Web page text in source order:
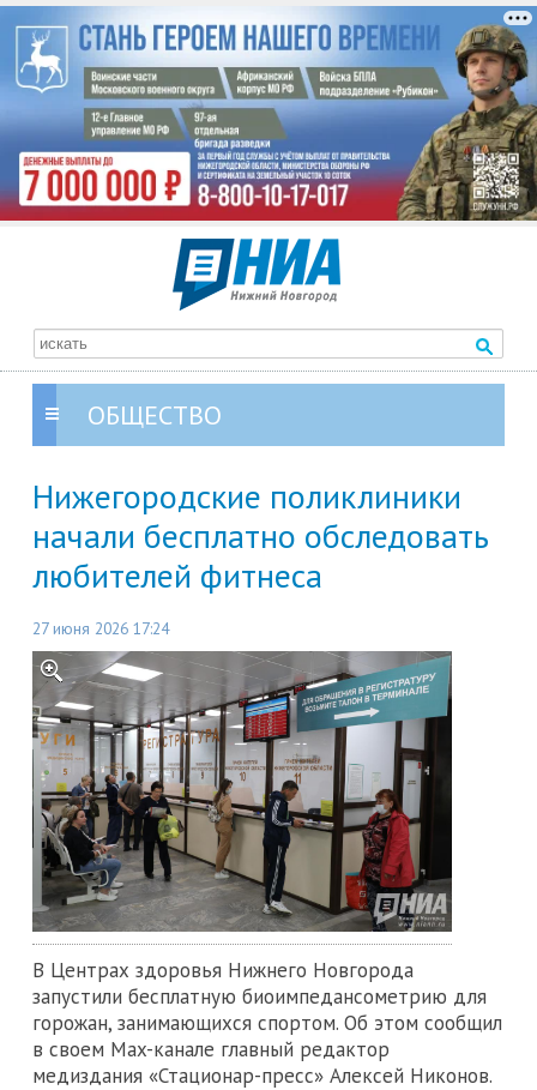
ОБЩЕСТВО
Нижегородские поликлиники
начали бесплатно обследовать
любителей фитнеса
27 июня 2026 17:24
В Центрах здоровья Нижнего Новгорода
запустили бесплатную биоимпедансометрию для
горожан, занимающихся спортом. Об этом сообщил
в своем Max-канале главный редактор
медиздания «Стационар-пресс» Алексей Никонов.